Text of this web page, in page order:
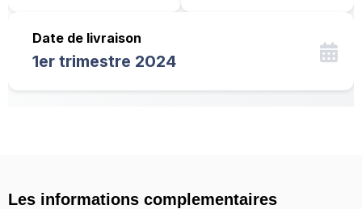
Date de livraison
1er trimestre 2024
Les informations complementaires